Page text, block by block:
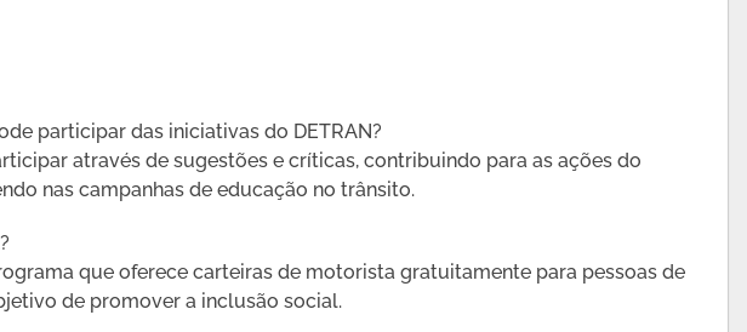
participar das iniciativas do DETRAN?
através de sugestões e críticas, contribuindo para as ações do
nas campanhas de educação no trânsito.
que oferece carteiras de motorista gratuitamente para pessoas de
de promover a inclusão social.